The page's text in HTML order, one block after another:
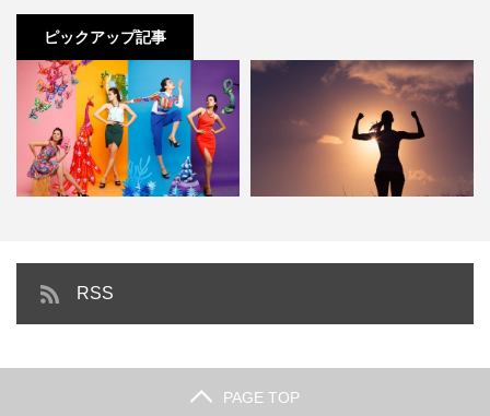
ピックアップ記事
RSS
PAGE TOP